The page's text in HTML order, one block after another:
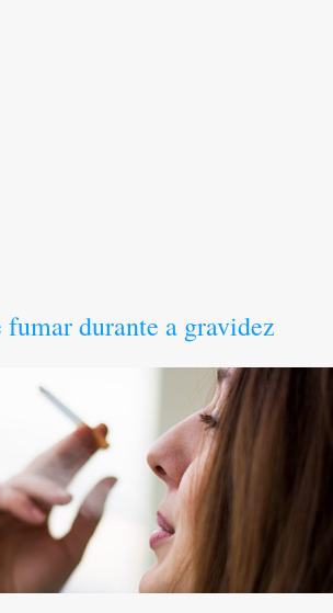
fumar durante a gravidez